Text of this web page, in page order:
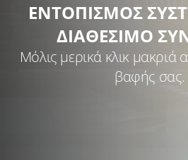
ΕΝΤΟΠΙΣΜΟΣ
ΔΙΑΘΕΣΙΜΟ
Μόλις μερικά κλικ
βαφής σας.